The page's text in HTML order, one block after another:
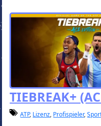
TIEBREAK+
ATP, Lizenz, Profispieler,